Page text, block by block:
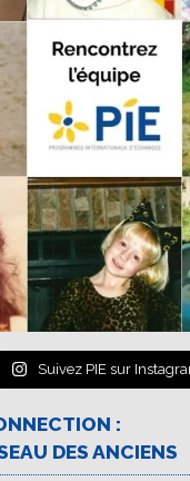
Suivez PIE sur
:
DES ANCIENS